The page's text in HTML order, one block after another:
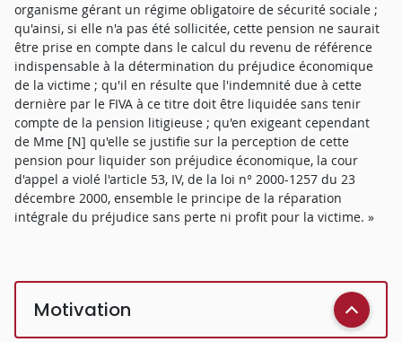
organisme gérant un régime obligatoire de sécurité sociale ;
qu'ainsi, si elle n'a pas été sollicitée, cette pension ne saurait
être prise en compte dans le calcul du revenu de référence
indispensable à la détermination du préjudice économique
de la victime ; qu'il en résulte que l'indemnité due à cette
dernière par le FIVA à ce titre doit être liquidée sans tenir
compte de la pension litigieuse ; qu'en exigeant cependant
de Mme [N] qu'elle se justifie sur la perception de cette
pension pour liquider son préjudice économique, la cour
d'appel a violé l'article 53, IV, de la loi n° 2000-1257 du 23
décembre 2000, ensemble le principe de la réparation
intégrale du préjudice sans perte ni profit pour la victime. »
Motivation